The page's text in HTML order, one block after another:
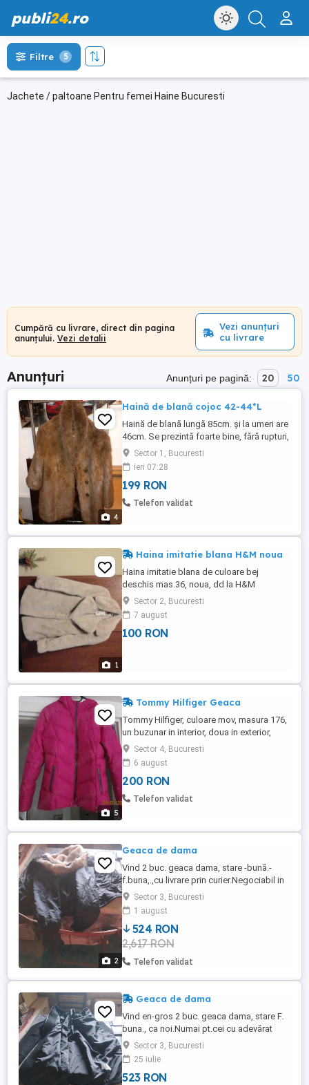
publi24.ro
Jachete / paltoane Pentru femei Haine Bucuresti
Filtre 5
Cumpără cu livrare, direct din pagina
anunțului. Vezi detalii
Vezi anunțuri
cu livrare
Anunțuri Anunțuri pe pagină: 20 50
4
Haină de blană cojoc 42-44*L
Haină de blană lungă 85cm. și la umeri are
46cm. Se prezintă foarte bine, fără rupturi,
arsuri de țigare sau mâncată de molii.
Predare personală S1 sau expediez
oriunde în țară cu ramburs 30 lei doar prin
poșta română. Vizitați și celelalte anunțuri
din lista mea.
Sector 1, Bucuresti
ieri 07:28
199 RON
Telefon validat
1
Haina imitatie blana H&M noua
Haina imitatie blana de culoare bej
deschis mas.36, noua, dd la H&M
Sector 2, Bucuresti
7 august
100 RON
5
Tommy Hilfiger Geaca
Tommy Hilfiger, culoare mov, masura 176,
un buzunar in interior, doua in exterior,
gluga, compatibila cu masura S femei,
material in exterior poliester si in interior
60% down plumes+40% feather plumes,
fara defecte ascunse. Lungime maneca
62 cm, lungime de sus pana jos 65 cm,
Sector 4, Bucuresti
6 august
200 RON
Telefon validat
2
Geaca de dama
Vind 2 buc. geaca dama, stare -bună.-
f.buna,.,cu livrare prin curier.Negociabil in
anumite condiții..Sunt capitonate pe
interior cu blana naturala. +la exterior, au
ca accesoriu,gluga cu guler de vizon.
Ideale in sezonul rece.Sunt prevazute cu
mai multe buzunare. +5 buc.Sunt din
material fiș-fiș, ...
Sector 3, Bucuresti
1 august
524 RON
2,617 RON
Telefon validat
Geaca de dama
Vind en-gros 2 buc. geaca dama, stare F.
buna., ca noi.Numai pt.cei cu adevărat
interesați.. Sunt din material impermeabil
fiș - fiș,. Au ca accesorii, pe interior blana,
vatelina, , mai multe buzunare, fermoare,
+1buc.gluga+guler imblanit. .Una este de
Sector 3, Bucuresti
25 iulie
523 RON